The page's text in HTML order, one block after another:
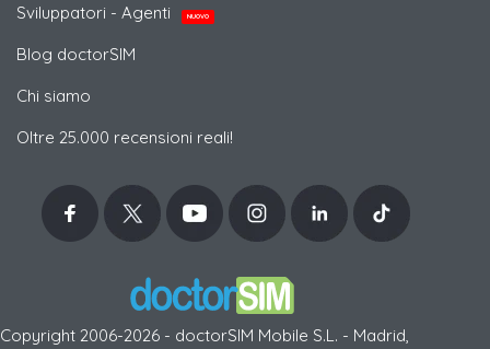
Sviluppatori - Agenti
NUOVO
Blog doctorSIM
Chi siamo
Oltre 25.000 recensioni reali!
Copyright 2006-2026 - doctorSIM Mobile S.L. - Madrid,